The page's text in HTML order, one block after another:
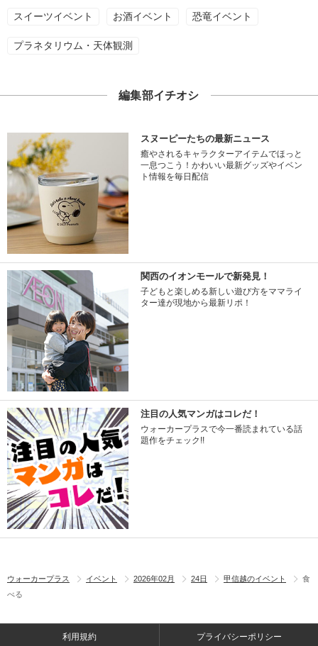
スイーツイベント お酒イベント 恐竜イベント
プラネタリウム・天体観測
編集部イチオシ
スヌーピーたちの最新ニュース
癒やされるキャラクターアイテムでほっと
一息つこう！かわいい最新グッズやイベン
ト情報を毎日配信
関西のイオンモールで新発見！
子どもと楽しめる新しい遊び方をママライ
ター達が現地から最新リポ！
注目の人気マンガはコレだ！
ウォーカープラスで今一番読まれている話
題作をチェック!!
ウォーカープラス イベント 2026年02月 24日 甲信越のイベント
食
べる
利用規約 プライバシーポリシー